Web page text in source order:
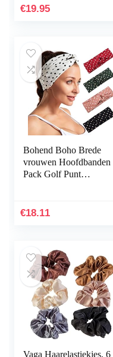
Check Hoofdband
€19.95
Bohend Boho Brede
vrouwen Hoofdbanden
Pack Golf Punt
Print Bandeau Sport
€18.11
Vaga Haarelastiekjes, 6